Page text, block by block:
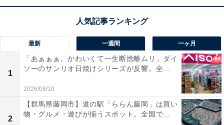
同じ立体音響フォーマット
「Dolby Atmos」や
「DTS:X」に完全対応
し、頭上を含めた3次元の圧倒的
な音の包囲感を自宅でリアルに再現できます。さらに今
作からは、デジタル信号の歪みを極限まで抑える
「HDMI入力用ジッターリダクション」が新搭載され、
音の透明感と実在感が劇的に向上。3系統の8K/60Hz・
4K/120Hz対応HDMI端子 や、独自のワイヤレスオーディ
最新 一週間 一ヶ月
1
「あぁぁぁ。かわいくて一生断捨離ムリ」ダイ
ソーのサンリオ日焼けシリーズが反響。全...
2026/08/10
2
【群馬県藤岡市】道の駅「ららん藤岡」は買い
物・グルメ・遊びが揃うスポット。全国で...